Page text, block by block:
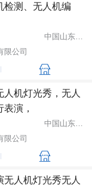
检测、无人机编
中国山东省潍坊市
限公司
机灯光秀，无人
演，
中国山东省潍坊市
限公司
人机灯光秀无人